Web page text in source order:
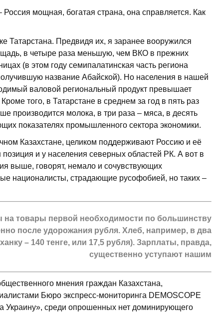
мощная, богатая страна, она справляется. Как
Татарстана. Предвидя их, я заранее вооружился
в четыре раза меньшую, чем ВКО в прежних
(в этом году семипалатинская часть региона
название Абайской). Но населения в нашей
валовой региональный продукт превышает
того, в Татарстане в среднем за год в пять раз
производится молока, в три раза – мяса, в десять
показателях промышленного сектора экономики.
Казах­стане, целиком поддерживают Россию и её
и у населения северных областей РК. А вот в
выше, говорят, немало и сочувствующих
националисты, страдающие русофобией, но таких –
на товары первой необходимости по большинству
после удорожания руб­ля. Хлеб, например, в два
– 140 тенге, или 17,5 рубля). Зарплаты, правда,
существенно уступают нашим
мнения граждан Казахстана,
Бюро экспресс-мониторинга DEMOSCOPE
Украину», среди опрошенных нет доминирующего